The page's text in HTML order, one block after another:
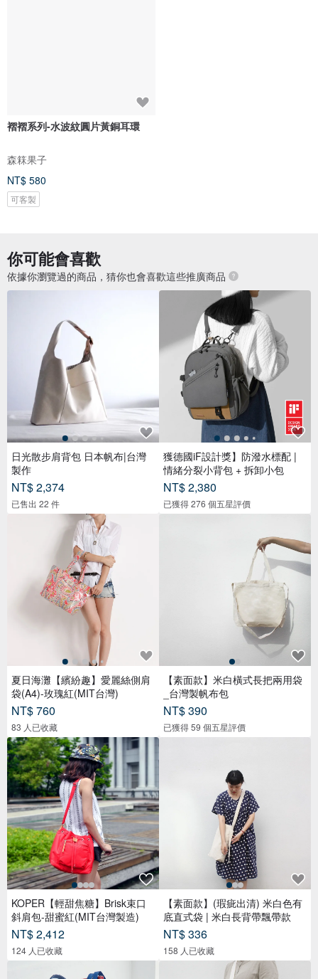
褶褶系列-水波紋圓片黃銅耳環
森箖果子
NT$ 580
可客製
你可能會喜歡
依據你瀏覽過的商品，猜你也會喜歡這些推廣商品
日光散步肩背包 日本帆布|台灣
製作
NT$ 2,374
已售出 22 件
夏日海灘【繽紛趣】愛麗絲側肩
袋(A4)-玫瑰紅(MIT台灣)
NT$ 760
83 人已收藏
KOPER【輕甜焦糖】Brisk束口
斜肩包-甜蜜紅(MIT台灣製造)
NT$ 2,412
124 人已收藏
獲德國iF設計獎】防潑水標配 |
情緒分裂小背包 + 拆卸小包
NT$ 2,380
已獲得 276 個五星評價
【素面款】米白橫式長把兩用袋
_台灣製帆布包
NT$ 390
已獲得 59 個五星評價
【素面款】(瑕疵出清) 米白色有
底直式袋 | 米白長背帶飄帶款
NT$ 336
158 人已收藏